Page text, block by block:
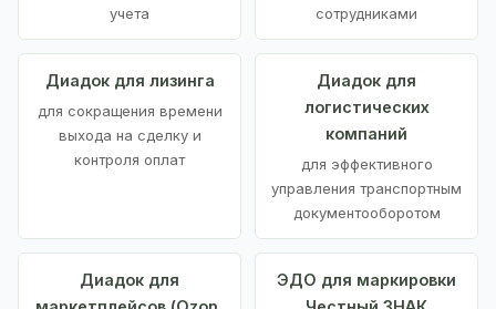
учета
сотрудниками
Диадок для лизинга
для сокращения времени
выхода на сделку и
контроля оплат
Диадок для
логистических
компаний
для эффективного
управления транспортным
документооборотом
Диадок для
ЭДО для маркировки